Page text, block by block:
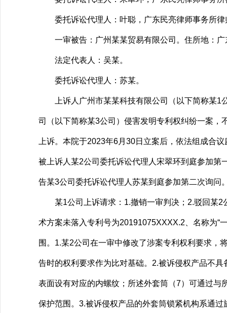
委托诉讼代理人：叶聪，广东民亮律师事务所律
一审被告：广州某某贸易有限公司。住所地：广
法定代表人：吴某。
委托诉讼代理人：苏某。
上诉人广州市某某科技有限公司（以下简称某1
司（以下简称某3公司）侵害发明专利权纠纷一案
上诉。本院于2023年6月30日立案后，依法组成合
被上诉人某2公司委托诉讼代理人宋翠环到庭参加
告某3公司委托诉讼代理人苏某到庭参加第二次询问
某1公司上诉请求：1.撤销一审判决；2.驳回某2
术方案未落入专利号为20191075XXXX.2、名称为“
围。1.某2公司在一审中修改了涉案专利权利要求，
告时的权利要求作为比对基础。2.被诉侵权产品不
表面设有对应的内螺纹；所述外套筒（7）可通过与
保护范围。3.被诉侵权产品的外套筒锁紧机构系通